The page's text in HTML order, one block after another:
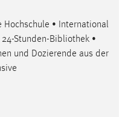
• International
Stunden-Bibliothek •
und Dozierende aus der